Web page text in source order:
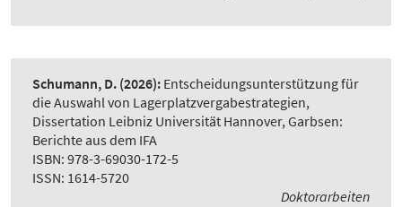
Schumann, D. (2026): Entscheidungsunterstützung für
die Auswahl von Lagerplatzvergabestrategien,
Dissertation Leibniz Universität Hannover, Garbsen:
Berichte aus dem IFA
ISBN: 978-3-69030-172-5
ISSN: 1614-5720
Doktorarbeiten